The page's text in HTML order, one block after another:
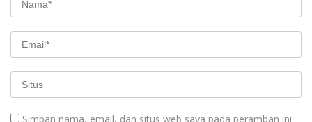
Simpan nama, email, dan situs web saya pada peramban ini